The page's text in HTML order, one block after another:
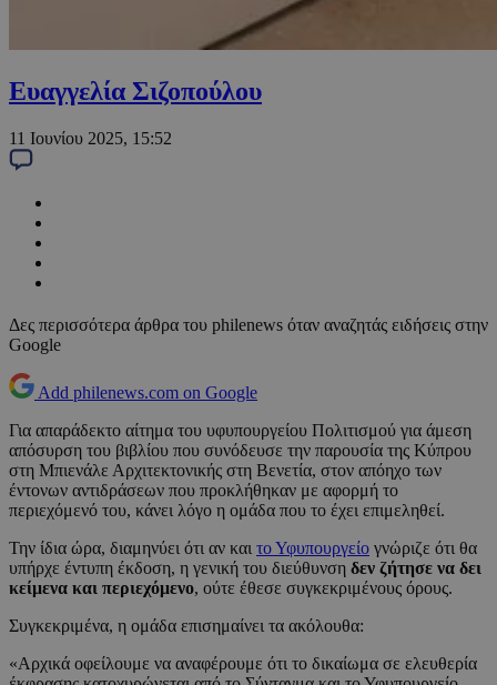
Ευαγγελία Σιζοπούλου
11 Ιουνίου 2025, 15:52
Δες περισσότερα άρθρα του philenews όταν αναζητάς ειδήσεις στην
Google
Add philenews.com on Google
Για απαράδεκτο αίτημα του υφυπουργείου Πολιτισμού για άμεση
απόσυρση του βιβλίου που συνόδευσε την παρουσία της Κύπρου
στη Μπιενάλε Αρχιτεκτονικής στη Βενετία, στον απόηχο των
έντονων αντιδράσεων που προκλήθηκαν με αφορμή το
περιεχόμενό του, κάνει λόγο η ομάδα που το έχει επιμεληθεί.
Την ίδια ώρα, διαμηνύει ότι αν και το Υφυπουργείο γνώριζε ότι θα
υπήρχε έντυπη έκδοση, η γενική του διεύθυνση δεν ζήτησε να δει
κείμενα και περιεχόμενο, ούτε έθεσε συγκεκριμένους όρους.
Συγκεκριμένα, η ομάδα επισημαίνει τα ακόλουθα:
«Αρχικά οφείλουμε να αναφέρουμε ότι το δικαίωμα σε ελευθερία